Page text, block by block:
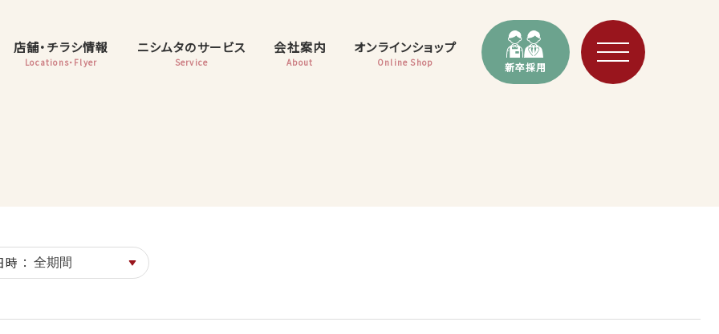
店舗・チラシ情報
Locations・Flyer
ニシムタのサービス
Service
会社案内
About
オンラインショップ
Online Shop 新卒採用
時 ：